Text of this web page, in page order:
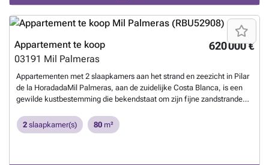
620 000 €
Appartement te koop
03191 Mil Palmeras
Appartementen met 2 slaapkamers aan het strand en zeezicht in Pilar
de la HoradadaMil Palmeras, aan de zuidelijke Costa Blanca, is een
gewilde kustbestemming die bekendstaat om zijn fijne zandstranden,
ruime keuze aan restaurants, strandbars, sportfaciliteiten en
schilderachtige promenades, waardoor het ideaal is voor zowel
2 slaapkamer(s) 80 m²